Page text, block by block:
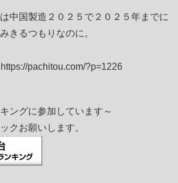
中国製造２０２５で２０２５年までに
きるつもりなのに。
pachitou.com/?p=1226
ングに参加しています～
クお願いします。